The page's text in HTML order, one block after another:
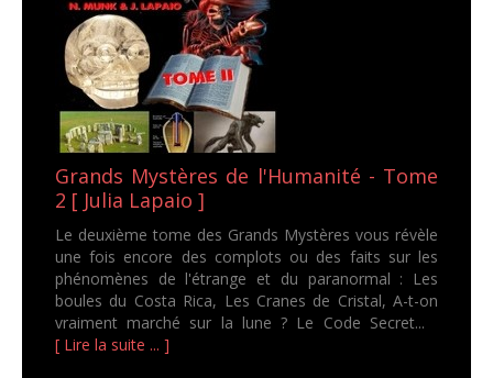
Grands Mystères de l'Humanité - Tome
2 [ Julia Lapaio ]
Le deuxième tome des Grands Mystères vous révèle
une fois encore des complots ou des faits sur les
phénomènes de l'étrange et du paranormal : Les
boules du Costa Rica, Les Cranes de Cristal, A-t-on
vraiment marché sur la lune ? Le Code Secret...
[ Lire la suite ... ]